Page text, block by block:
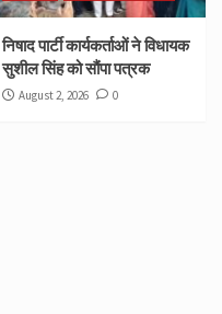
निषाद पार्टी कार्यकर्ताओं ने विधायक
सुशील सिंह को सौंपा पत्रक
August 2, 2026 0